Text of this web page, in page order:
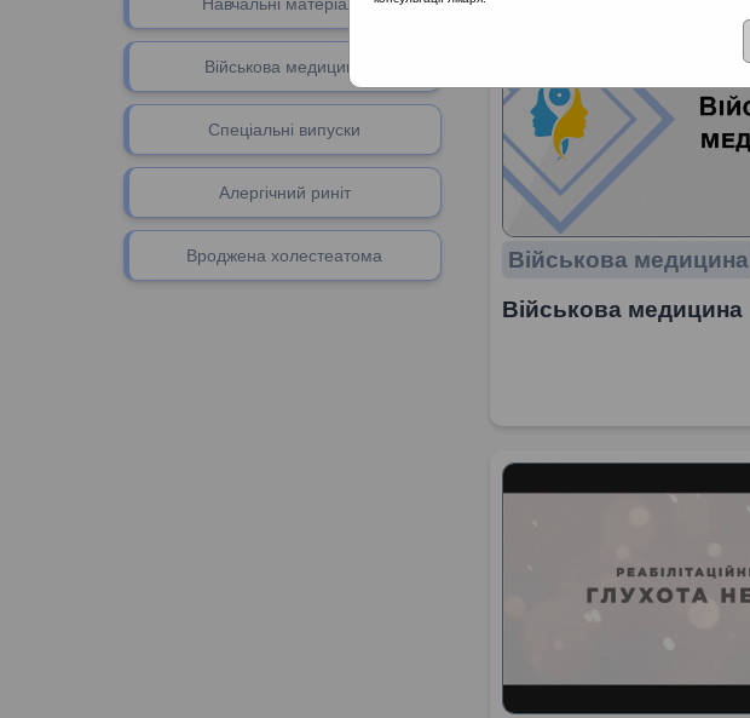
Військова медицина
Спеціальні випуски
Алергічний риніт
Вроджена холестеатома
Військова медицина
Військова медицина